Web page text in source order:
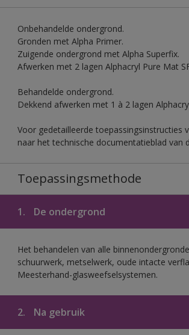
Onbehandelde ondergrond.
Gronden met Alpha Primer.
Zuigende ondergrond met Alpha Superfix.
Afwerken met 2 lagen Alphacryl Pure Mat
Behandelde ondergrond.
Dekkend afwerken met 1 à 2 lagen
Voor gedetailleerde toepassingsinstructies
naar het technische documentatieblad van
Toepassingsmethode
1. De ondergrond
Het behandelen van alle
schuurwerk, metselwerk, oude intacte
Meesterhand-glasweefselsystemen.
2. Na gebruik